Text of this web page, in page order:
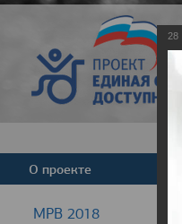
О проекте
МРВ 2018
28